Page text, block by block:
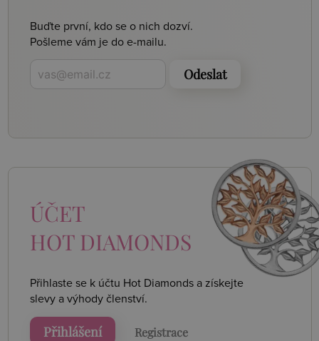
Buďte první, kdo se o nich dozví.
Pošleme vám je do e-mailu.
Odeslat
ÚČET
HOT DIAMONDS
Přihlaste se k účtu Hot Diamonds a získejte
slevy a výhody členství.
Přihlášení Registrace